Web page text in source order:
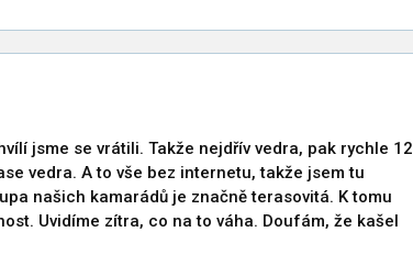
jsme se vrátili. Takže nejdřív vedra, pak rychle 12
vedra. A to vše bez internetu, takže jsem tu
našich kamarádů je značně terasovitá. K tomu
Uvidíme zítra, co na to váha. Doufám, že kašel